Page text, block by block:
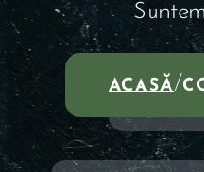
ACASĂ/